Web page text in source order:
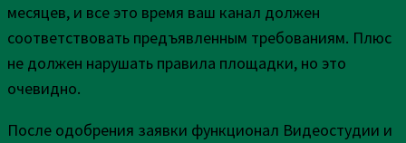
месяцев, и все это время ваш канал должен
соответствовать предъявленным требованиям. Плюс
не должен нарушать правила площадки, но это
очевидно.
После одобрения заявки функционал Видеостудии и